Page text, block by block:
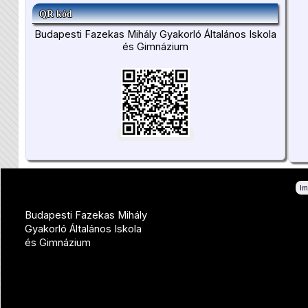
QR kód
Budapesti Fazekas Mihály Gyakorló Általános Iskola
és Gimnázium
Budapesti Fazekas Mihály
Gyakorló Általános Iskola
és Gimnázium